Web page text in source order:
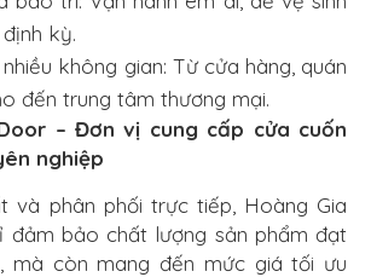
kỳ.
không gian: Từ cửa hàng, quán
đến trung tâm thương mại.
– Đơn vị cung cấp cửa cuốn
nghiệp
và phân phối trực tiếp, Hoàng Gia
đảm bảo chất lượng sản phẩm đạt
mà còn mang đến mức giá tối ưu